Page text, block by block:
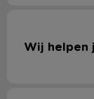
Wij helpen